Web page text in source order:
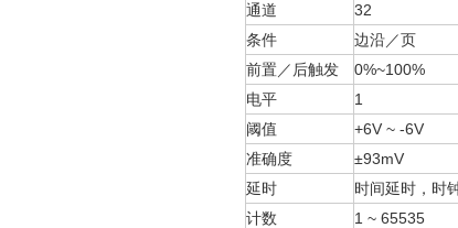
通道
32
条件
边沿／页
前置／后触发
0%~100%
电平
1
阈值
+6V ~ -6V
准确度
±93mV
延时
时间延时，时
计数
1 ~ 65535